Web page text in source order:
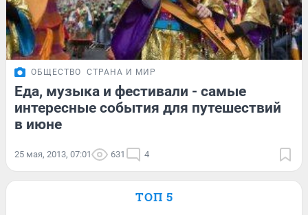
ОБЩЕСТВО СТРАНА И МИР
Еда, музыка и фестивали - самые
интересные события для путешествий
в июне
25 мая, 2013, 07:01 631 4
ТОП 5